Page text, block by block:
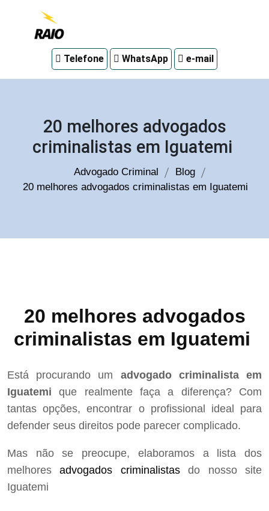
em
Telefone WhatsApp e-mail
20 melhores advogados
criminalistas em Iguatemi
Advogado Criminal
Blog
20 melhores advogados criminalistas em Iguatemi
20 melhores advogados
criminalistas em Iguatemi
Está procurando um advogado criminalista em
Iguatemi que realmente faça a diferença? Com
tantas opções, encontrar o profissional ideal para
defender seus direitos pode parecer complicado.
Mas não se preocupe, elaboramos a lista dos
melhoresadvogados criminalistasdo nosso site
Iguatemi